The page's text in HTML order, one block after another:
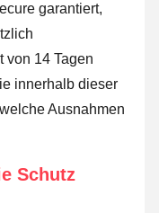
garantiert,
von 14 Tagen
innerhalb dieser
Ausnahmen
Schutz